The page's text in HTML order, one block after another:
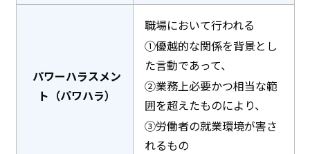
パワーハラスメン
ト（パワハラ）
職場において行われる
①優越的な関係を背景とし
た言動であって、
②業務上必要かつ相当な範
囲を超えたものにより、
③労働者の就業環境が害さ
れるもの